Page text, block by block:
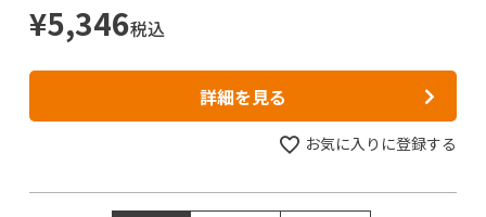
¥5,346税込
詳細を見る
お気に入りに登録する